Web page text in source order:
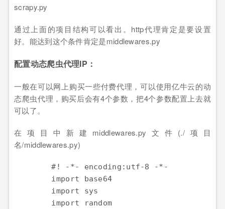
scrapy.py
通过上面的项目结构可以看出。http代理肯定是要设置
好。能达到这个条件肯定是middlewares.py
配置动态爬虫代理IP：
一般在可以网上购买一些付费代理，可以使用亿牛云的动
态爬虫代理，购买后会有4个参数，把4个参数配置上去就
可以了。
在项目中新建middlewares.py文件(./项目
名/middlewares.py)
#! -*- encoding:utf-8 -*-
import
base64
import
sys
import
random